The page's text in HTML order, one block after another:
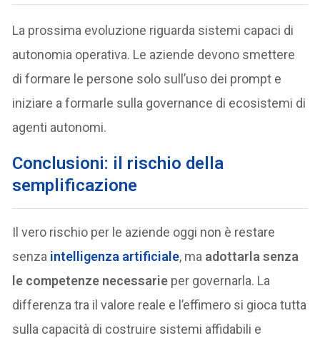
La prossima evoluzione riguarda sistemi capaci di
autonomia operativa. Le aziende devono smettere
di formare le persone solo sull’uso dei prompt e
iniziare a formarle sulla governance di ecosistemi di
agenti autonomi.
Conclusioni: il rischio della
semplificazione
Il vero rischio per le aziende oggi non è restare
senza intelligenza artificiale, ma adottarla senza
le competenze necessarie per governarla. La
differenza tra il valore reale e l’effimero si gioca tutta
sulla capacità di costruire sistemi affidabili e